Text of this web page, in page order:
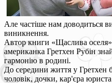
Але частіше нам доводиться
виникнення.
Автор книги «Щаслива
американка Гретхен Рубін
гармонію в родині.
До середини життя у Гретхен
чоловік, дочки, кар'єра